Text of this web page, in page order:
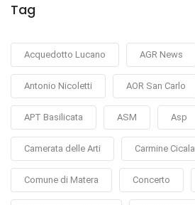
Tag
Acquedotto Lucano AGR News
Antonio Nicoletti AOR San Carlo
APT Basilicata ASM Asp
Camerata delle Arti Carmine Cicala
Comune di Matera Concerto